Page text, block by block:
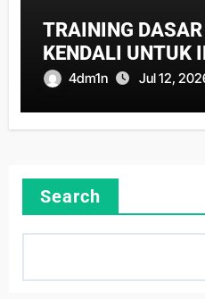
TRAINING
KENDALI UNTUK
4dm1n Jul 12,
Search